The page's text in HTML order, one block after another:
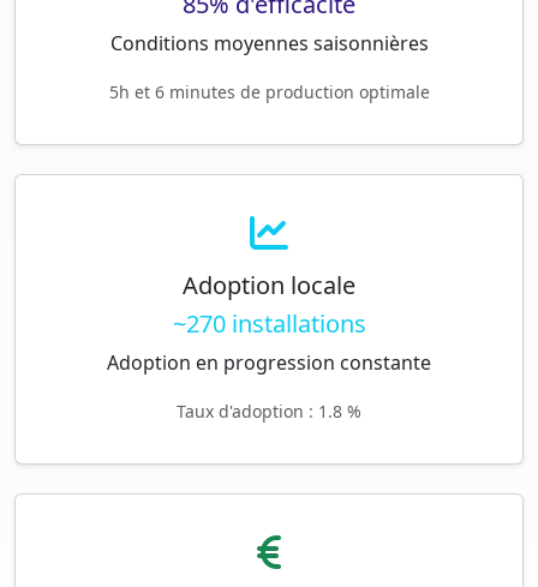
Conditions moyennes saisonnières
5h et 6 minutes de production optimale
Adoption locale
~270 installations
Adoption en progression constante
Taux d'adoption : 1.8 %